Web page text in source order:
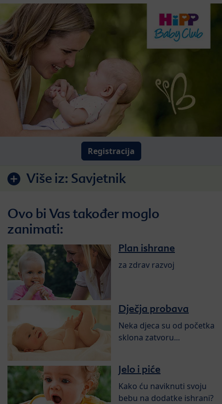
Registracija
Više iz: Savjetnik
Ovo bi Vas također moglo
zanimati:
Plan ishrane
za zdrav razvoj
Dječja probava
Neka djeca su od početka
sklona zatvoru...
Jelo i piće
Kako ću naviknuti svoju
bebu na dodatke ishrani?